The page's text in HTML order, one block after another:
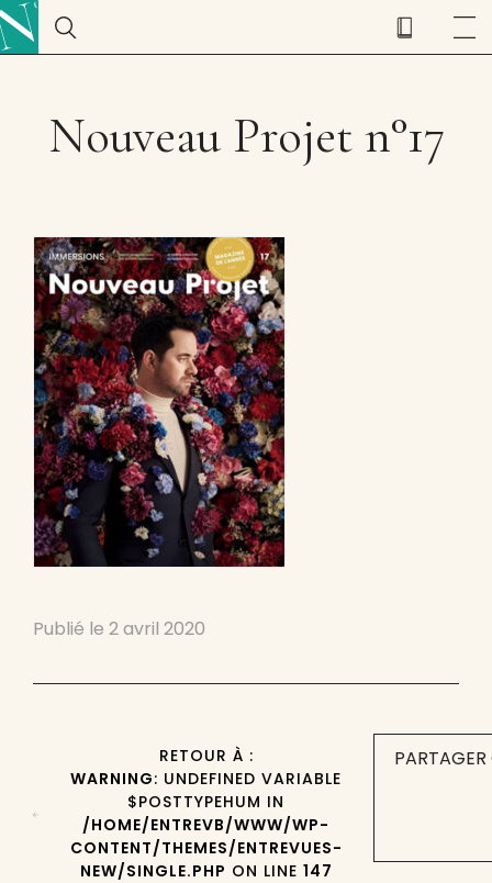
Nouveau Projet n°17
Publié le 2 avril 2020
RETOUR À :
WARNING: UNDEFINED VARIABLE
$POSTTYPEHUM IN
/HOME/ENTREVB/WWW/WP-
CONTENT/THEMES/ENTREVUES-
NEW/SINGLE.PHP ON LINE 147